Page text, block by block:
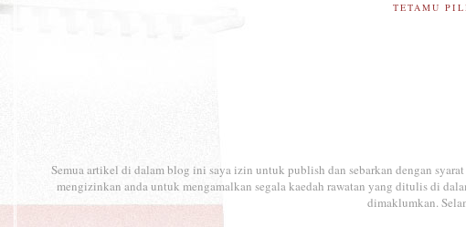
TETAMU
Semua artikel di dalam blog ini saya izin untuk publish dan sebarkan dengan
mengizinkan anda untuk mengamalkan segala kaedah rawatan yang ditulis di
dimaklumkan.